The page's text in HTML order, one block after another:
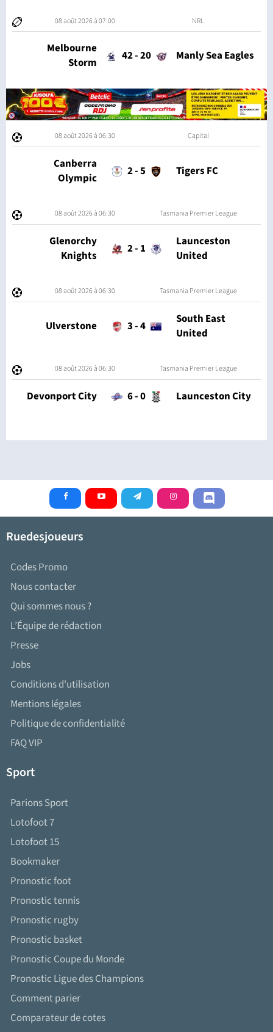
08 août 2026 à 07:00 NRL
Melbourne
Storm
42-20 Manly Sea Eagles
08 août 2026 à 06:30 Capital
Canberra
Olympic
2-5 Tigers FC
08 août 2026 à 06:30 Tasmania Premier League
Glenorchy
Knights
2- 1
Launceston
United
08 août 2026 à 06:30 Tasmania Premier League
Ulverstone 3-4
South East
United
08 août 2026 à 06:30 Tasmania Premier League
Devonport City 6-0 Launceston City
Ruedesjoueurs
Codes Promo
Nous contacter
Qui sommes nous ?
L’Équipe de rédaction
Presse
Jobs
Conditions d'utilisation
Mentions légales
Politique de confidentialité
FAQ VIP
Sport
Parions Sport
Lotofoot 7
Lotofoot 15
Bookmaker
Pronostic foot
Pronostic tennis
Pronostic rugby
Pronostic basket
Pronostic Coupe du Monde
Pronostic Ligue des Champions
Comment parier
Comparateur de cotes